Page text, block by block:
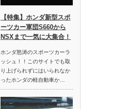
【特集】ホンダ新型スポ
ーツカー軍団S660から
NSXまで一気に大集合！
ホンダ怒涛のスポーツカーラ
ッシュ！！このサイトでも取
り上げられずにはいられなか
ったホンダの軽自動車か…